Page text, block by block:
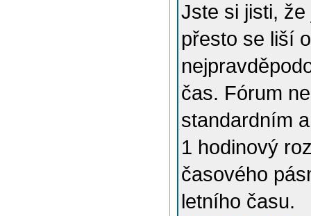
Jste si jisti,
přesto se liší
čas. Fórum
standardním
1 hodinový
časového
letního času.